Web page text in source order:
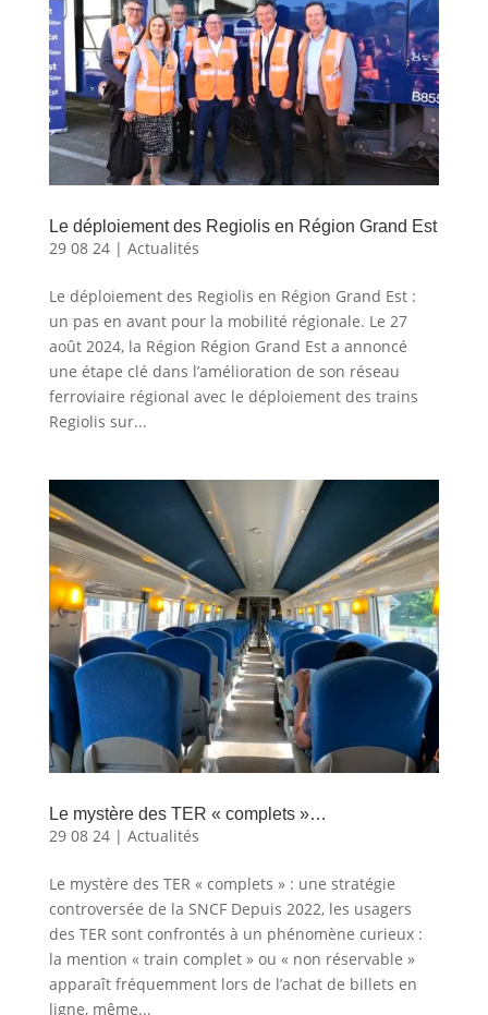
Le déploiement des Regiolis en Région Grand Est
29 08 24| Actualités
Le déploiement des Regiolis en Région Grand Est :
un pas en avant pour la mobilité régionale. Le 27
août 2024, la Région Région Grand Est a annoncé
une étape clé dans l’amélioration de son réseau
ferroviaire régional avec le déploiement des trains
Regiolis sur...
Le mystère des TER « complets »…
29 08 24| Actualités
Le mystère des TER « complets » : une stratégie
controversée de la SNCF Depuis 2022, les usagers
des TER sont confrontés à un phénomène curieux :
la mention « train complet » ou « non réservable »
apparaît fréquemment lors de l’achat de billets en
ligne, même...